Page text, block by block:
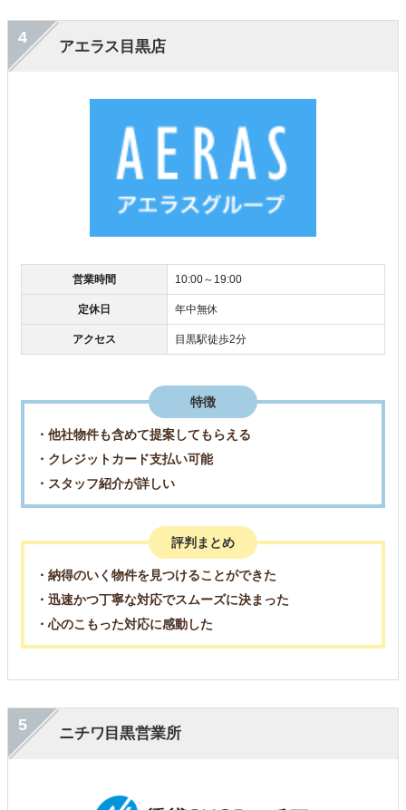
アエラス目黒店
4
営業時間 10:00～19:00
定休日 年中無休
アクセス 目黒駅徒歩2分
特徴
・他社物件も含めて提案してもらえる
・クレジットカード支払い可能
・スタッフ紹介が詳しい
評判まとめ
・納得のいく物件を見つけることができた
・迅速かつ丁寧な対応でスムーズに決まった
・心のこもった対応に感動した
ニチワ目黒営業所
5